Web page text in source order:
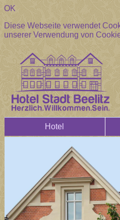
OK
Diese Webseite verwendet
unserer Verwendung von
Hotel